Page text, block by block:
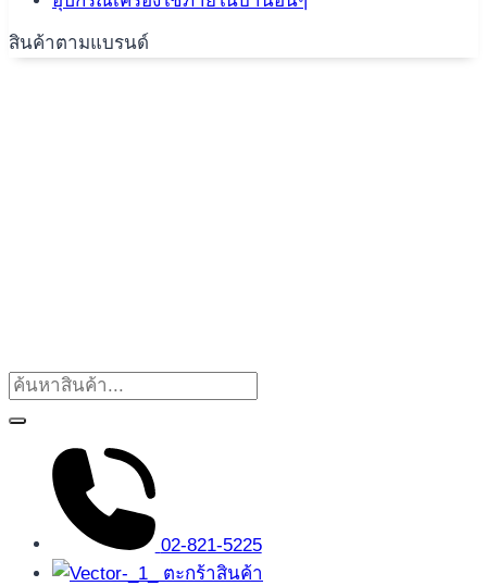
สินค้าตามแบรนด์
02-821-5225
ตะกร้าสินค้า